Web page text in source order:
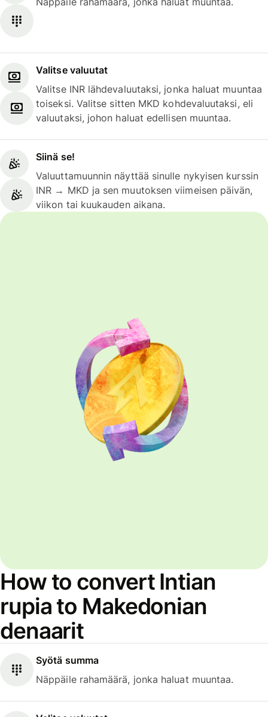
Valitse valuutat
Valitse INR lähdevaluutaksi, jonka haluat muuntaa
toiseksi. Valitse sitten MKD kohdevaluutaksi, eli
valuutaksi, johon haluat edellisen muuntaa.
Siinä se!
Valuuttamuunnin näyttää sinulle nykyisen kurssin
INR → MKD ja sen muutoksen viimeisen päivän,
viikon tai kuukauden aikana.
How to convert Intian
rupia to Makedonian
denaarit
Syötä summa
Näppäile rahamäärä, jonka haluat muuntaa.